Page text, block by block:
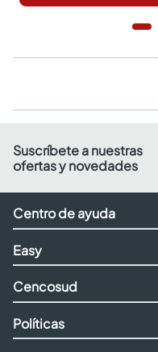
Suscríbete a nuestras
ofertas y novedades
Centro de ayuda
Easy
Cencosud
Políticas